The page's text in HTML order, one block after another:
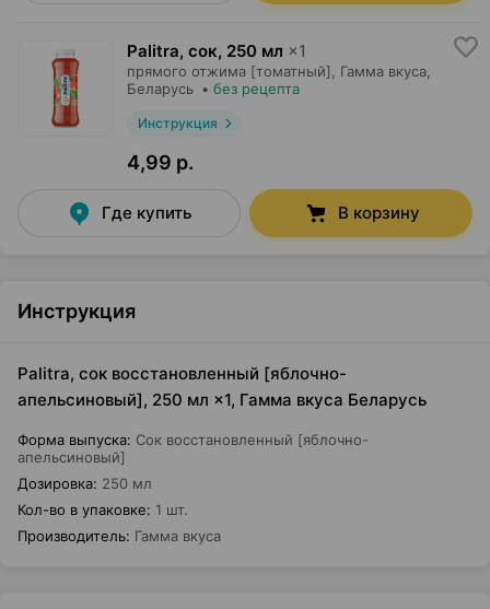
Palitra, сок, 250 мл ×1
прямого отжима [томатный], Гамма вкуса
Беларусь • без рецепта
Инструкция
4,99 р.
Где купить В корзину
Инструкция
Palitra, сок восстановленный [яблочно-
апельсиновый], 250 мл ×1, Гамма вкуса Беларусь
Форма выпуска: Сок восстановленный [яблочно-
апельсиновый]
Дозировка: 250 мл
Кол-во в упаковке: 1 шт.
Производитель: Гамма вкуса